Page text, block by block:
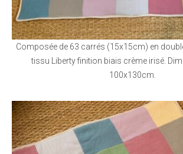
Composée de 63 carrés (15x15cm) en
tissu Liberty finition biais crème irisé.
100x130cm.